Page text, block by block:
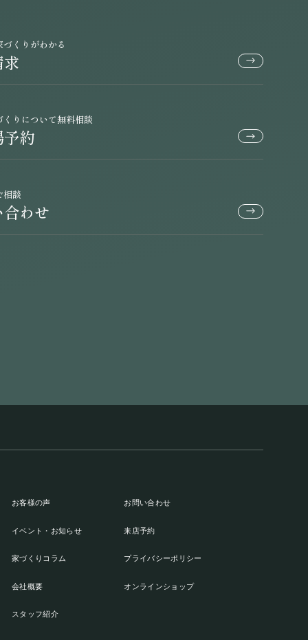
づくりがわかる
くりについて無料相談
予約
相談
わせ
お客様の声
イベント・お知らせ
家づくりコラム
会社概要
スタッフ紹介
お問い合わせ
来店予約
プライバシーポリシー
オンラインショップ